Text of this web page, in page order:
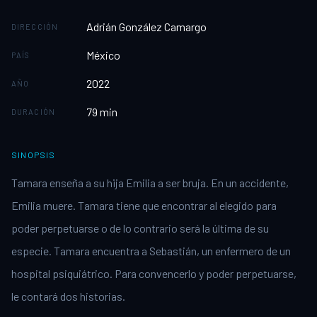
DIRECCIÓN Adrián González Camargo
PAÍS México
AÑO 2022
DURACIÓN 79 min
SINOPSIS
Tamara enseña a su hija Emilia a ser bruja. En un accidente,
Emilia muere. Tamara tiene que encontrar al elegido para
poder perpetuarse o de lo contrario será la última de su
especie. Tamara encuentra a Sebastián, un enfermero de un
hospital psiquiátrico. Para convencerlo y poder perpetuarse,
le contará dos historias.